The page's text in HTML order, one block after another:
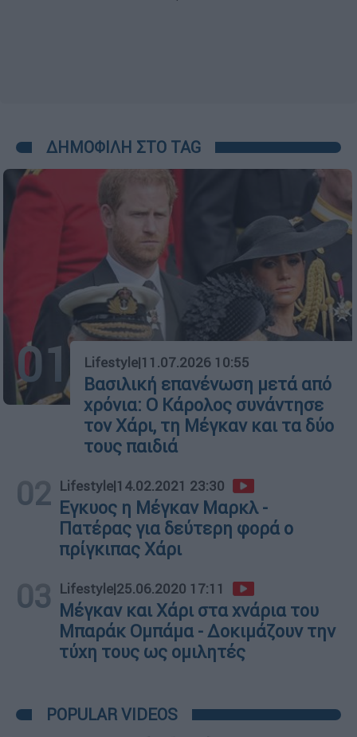
ΔΗΜΟΦΙΛΗ ΣΤΟ TAG
01 Lifestyle|11.07.2026 10:55
Βασιλική επανένωση μετά από
χρόνια: Ο Κάρολος συνάντησε
τον Χάρι, τη Μέγκαν και τα δύο
τους παιδιά
02 Lifestyle|14.02.2021 23:30
Εγκυος η Μέγκαν Μαρκλ -
Πατέρας για δεύτερη φορά ο
πρίγκιπας Χάρι
03 Lifestyle|25.06.2020 17:11
Μέγκαν και Χάρι στα χνάρια του
Μπαράκ Ομπάμα - Δοκιμάζουν την
τύχη τους ως ομιλητές
POPULAR VIDEOS